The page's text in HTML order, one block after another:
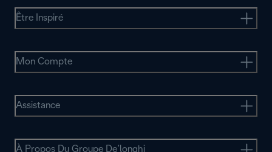
Être Inspiré
Mon Compte
Assistance
À Propos Du Groupe De’longhi